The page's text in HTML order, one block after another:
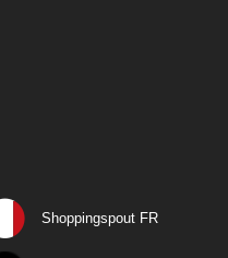
Shoppingspout FR